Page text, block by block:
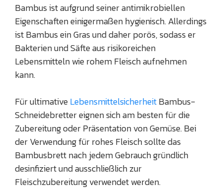
Bambus ist aufgrund seiner antimikrobiellen
Eigenschaften einigermaßen hygienisch. Allerdings
ist Bambus ein Gras und daher porös, sodass er
Bakterien und Säfte aus risikoreichen
Lebensmitteln wie rohem Fleisch aufnehmen
kann.
Für ultimativeLebensmittelsicherheitBambus-
Schneidebretter eignen sich am besten für die
Zubereitung oder Präsentation von Gemüse. Bei
der Verwendung für rohes Fleisch sollte das
Bambusbrett nach jedem Gebrauch gründlich
desinfiziert und ausschließlich zur
Fleischzubereitung verwendet werden.